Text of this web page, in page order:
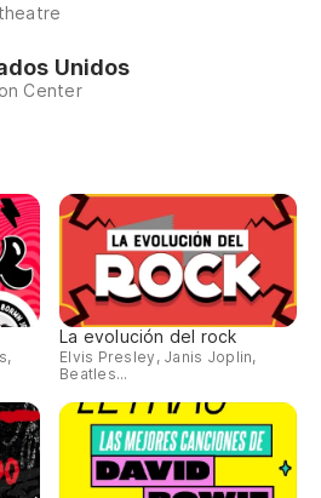
Unidos
Center
La evolución del rock
Elvis Presley, Janis Joplin,
Beatles...